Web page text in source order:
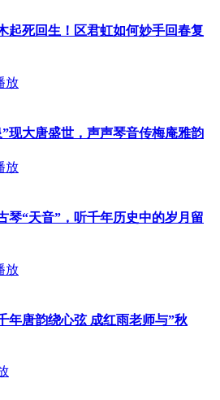
起死回生！区君虹如何妙手回春复
放
现大唐盛世，声声琴音传梅庵雅韵
放
琴“天音”，听千年历史中的岁月留
放
年唐韵绕心弦 成红雨老师与”秋